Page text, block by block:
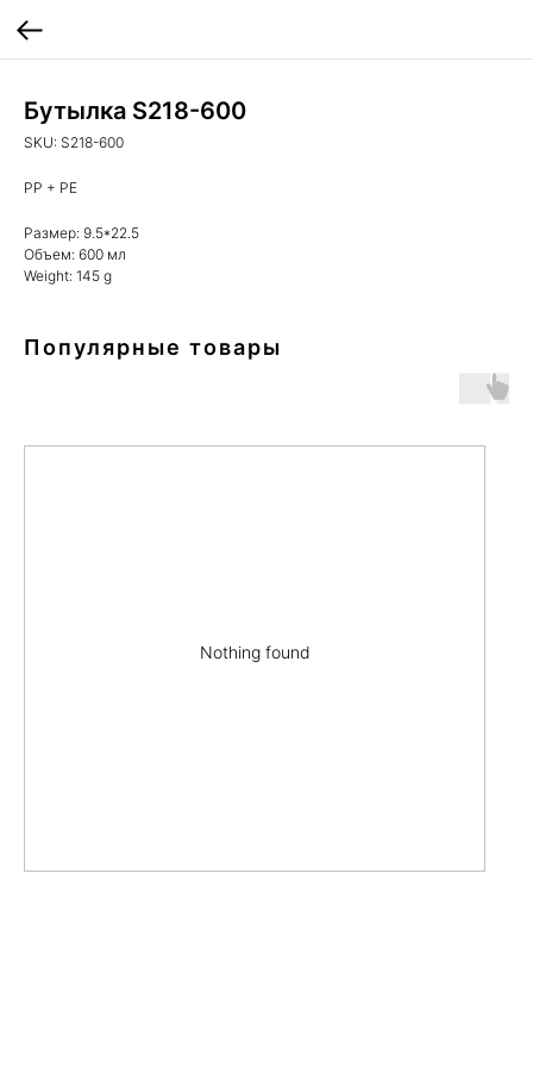
Бутылка S218-600
SKU: S218-600
PP + PE
Размер: 9.5*22.5
Объем: 600 мл
Weight: 145 g
Популярные товары
Nothing found